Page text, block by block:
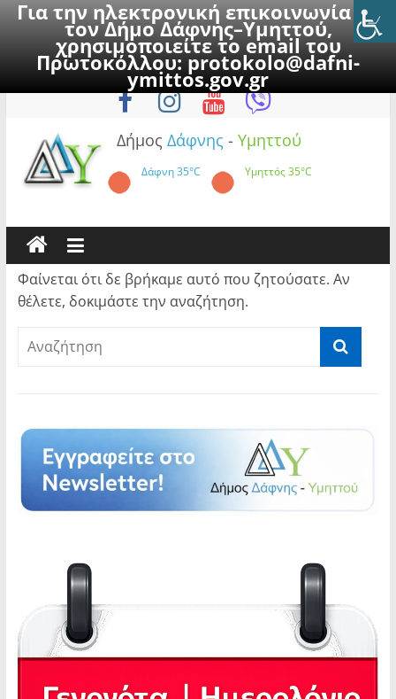
Για την ηλεκτρονική επικοινωνία με
τον Δήμο Δάφνης–Υμηττού,
χρησιμοποιείτε το email του
Πρωτοκόλλου:protokolo@dafni-
ymittos.gov.gr
to
Σάββατο, 8 Αυγούστου 2026
Δήμος Δάφνης - Υμηττού
Δάφνη35°C Υμηττός35°C
Φαίνεται ότι δε βρήκαμε αυτό που ζητούσατε. Αν
θέλετε, δοκιμάστε την αναζήτηση.